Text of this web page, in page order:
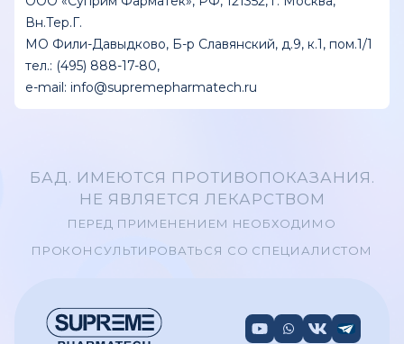
Вн.Тер.Г.
МО Фили-Давыдково, Б-р Славянский, д.9, к.1, пом.1/1
тeл.: (495) 888-17-80,
e-mail: info@supremepharmatech.ru
БАД. ИМЕЮТСЯ ПРОТИВОПОКАЗАНИЯ.
НЕ ЯВЛЯЕТСЯ ЛЕКАРСТВОМ
ПЕРЕД ПРИМЕНЕНИЕМ НЕОБХОДИМО
ПРОКОНСУЛЬТИРОВАТЬСЯ СО СПЕЦИАЛИСТОМ